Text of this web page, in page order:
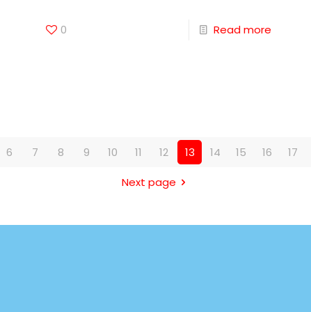
0 Read more
6 7 8 9 10 11 12 13 14 15 16 17
Next page